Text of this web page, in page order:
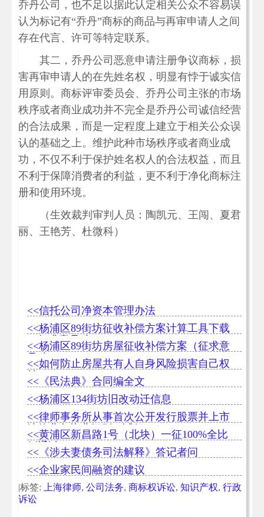
乔丹公司，也不足以据此认定相关公众不容易误
认为标记有“乔丹”商标的商品与再审申请人之间
存在代言、许可等特定联系。
其二，乔丹公司恶意申请注册争议商标，损
害再审申请人的在先姓名权，明显有悖于诚实信
用原则。商标评审委员会、乔丹公司主张的市场
秩序或者商业成功并不完全是乔丹公司诚信经营
的合法成果，而是一定程度上建立于相关公众误
认的基础之上。维护此种市场秩序或者商业成
功，不仅不利于保护姓名权人的合法权益，而且
不利于保障消费者的利益，更不利于净化商标注
册和使用环境。
（生效裁判审判人员：陶凯元、王闯、夏君
丽、王艳芳、杜微科）
<<信托公司净资本管理办法
<<杨浦区89街坊征收补偿方案计算工具下载
（征求意见稿）
<<杨浦区89街坊房屋征收补偿方案（征求意
见稿）
<<如何防止房屋共有人自身风险损害自己权
<<《民法典》合同编全文
<<杨浦区134街坊旧改动迁信息
<<律师事务所从事首次公开发行股票并上市
法律业务执业细则（试行）
<<黄浦区新昌路1号（北块）一征100%全比
例通过
<<《涉夫妻债务司法解释》答记者问
<<企业家民间融资的建议
|标签: 上海律师, 公司法务, 商标权诉讼, 知识产权, 行政
诉讼